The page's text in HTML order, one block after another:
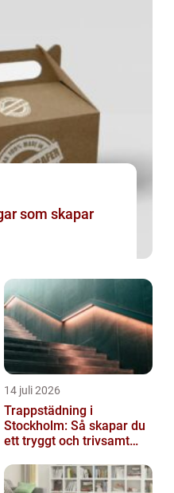
som skapar
14 juli 2026
Trappstädning i
Stockholm: Så skapar du
ett tryggt och trivsamt